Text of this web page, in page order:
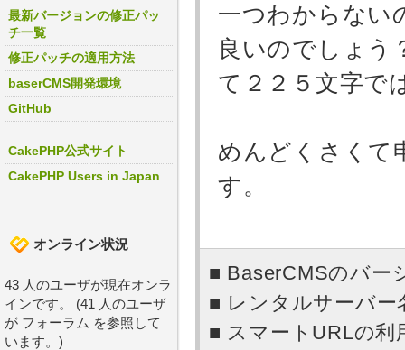
一つわからない
良いのでしょう
て２２５文字で
めんどくさくて
す。
■ BaserCMSのバー
■ レンタルサーバー
■ スマートURLの
最新バージョンの修正パッ
チ一覧
修正パッチの適用方法
baserCMS開発環境
GitHub
CakePHP公式サイト
CakePHP Users in Japan
オンライン状況
43 人のユーザが現在オンラ
インです。 (41 人のユーザ
が フォーラム を参照して
います。)